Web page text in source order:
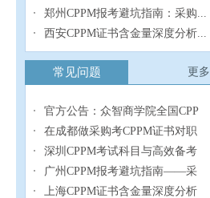
郑州CPPM报考避坑指南：采购...
西安CPPM证书含金量深度分析...
更多
常见问题
官方公告：众智商学院全国CPP
在成都做采购考CPPM证书对职
深圳CPPM考试科目与高效备考
广州CPPM报考避坑指南——采
上海CPPM证书含金量深度分析